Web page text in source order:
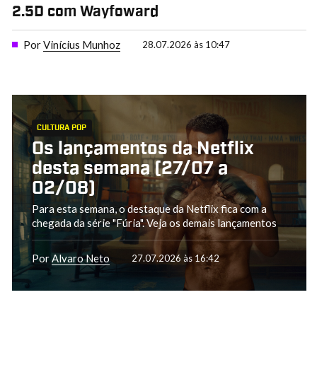
2.5D com Wayfoward
PorVinícius Munhoz 28.07.2026 às 10:47
CULTURA POP
Os lançamentos da Netflix
desta semana (27/07 a
02/08)
Para esta semana, o destaque da Netflix fica com a
chegada da série "Fúria". Veja os demais lançamentos
PorAlvaro Neto 27.07.2026 às 16:42